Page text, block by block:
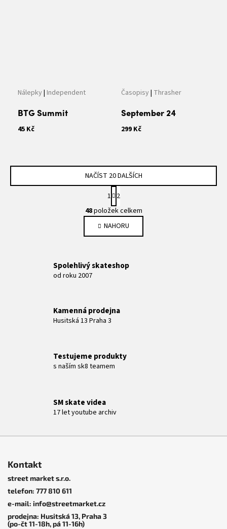
Nálepky| Independent
BTG Summit
45 Kč
Časopisy| Thrasher
September 24
299 Kč
O
v
l
á
a
r
v
ý
NAČÍST 20 DALŠÍCH
S
t
r
á
n
k
á
1
2
48položek celkem
NAHORU
Spolehlivý skateshop
od roku 2007
Kamenná prodejna
Husitská 13 Praha 3
Testujeme produkty
s naším sk8 teamem
SM skate videa
17 let youtube archiv
Kontakt
street market s.r.o.
telefon: 777 810 611
e-mail: info@streetmarket.cz
prodejna: Husitská 13, Praha 3
(po-čt 11-18h, pá 11-16h)